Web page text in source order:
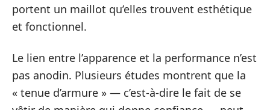
portent un maillot qu’elles trouvent esthétique
et fonctionnel.
Le lien entre l’apparence et la performance n’est
pas anodin. Plusieurs études montrent que la
« tenue d’armure » — c’est-à-dire le fait de se